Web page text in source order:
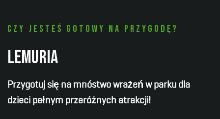
Czy jesteś gotowy na przygodę?
LEMURIA
Przygotuj się na mnóstwo wrażeń w parku dla
dzieci pełnym przeróżnych atrakcji!